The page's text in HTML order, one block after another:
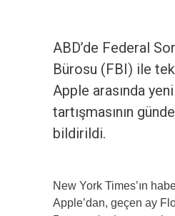
ABD’de Federal
Bürosu (FBI) ile
Apple arasında
tartışmasının
bildirildi.
New York Times’ın
Apple’dan, geçen ay